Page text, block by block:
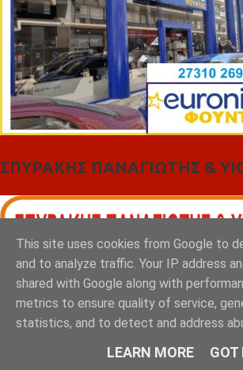
ΣΠΥΡΑΚΗΣ ΠΑΝΑΓΙΩΤΗΣ &
This site uses cookies from Google to
and to analyze traffic. Your IP address
shared with Google along with
metrics to ensure quality of service,
statistics, and to detect and address
LEARN MORE GOT